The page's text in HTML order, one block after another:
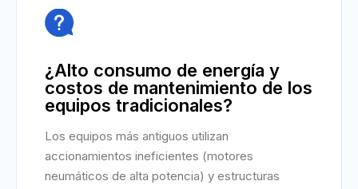

¿Alto consumo de energía y
costos de mantenimiento de los
equipos tradicionales?
Los equipos más antiguos utilizan
accionamientos ineficientes (motores
neumáticos de alta potencia) y estructuras